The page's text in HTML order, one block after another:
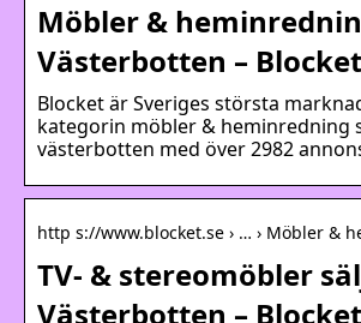
Möbler &
Västerbotten – Blocket
Blocket är Sveriges största
kategorin möbler & heminredning
västerbotten med över 2982
http s://www.blocket.se › … › Möbler &
TV- & stereomöbler
Västerbotten – Blocket